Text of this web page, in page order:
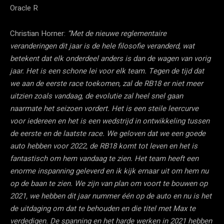
Oracle R
Christian Horner: “Met de nieuwe reglementaire
veranderingen dit jaar is de hele filosofie veranderd, wat
betekent dat elk onderdeel anders is dan de wagen van vorig
jaar. Het is een schone lei voor elk team. Tegen de tijd dat
we aan de eerste race toekomen, zal de RB18 er niet meer
uitzien zoals vandaag, de evolutie zal heel snel gaan
naarmate het seizoen vordert. Het is een steile leercurve
voor iedereen en het is een wedstrijd in ontwikkeling tussen
de eerste en de laatste race. We geloven dat we een goede
auto hebben voor 2022, de RB18 komt tot leven en het is
fantastisch om hem vandaag te zien. Het team heeft een
enorme inspanning geleverd en ik kijk ernaar uit om hem nu
op de baan te zien. We zijn van plan om voort te bouwen op
2021, we hebben dit jaar nummer één op de auto en nu is het
de uitdaging om dat te behouden en die titel met Max te
verdedigen. De spanning en het harde werken in 2021 hebben